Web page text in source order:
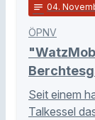
notes 04.
ÖPNV
Seit einem
Talkessel